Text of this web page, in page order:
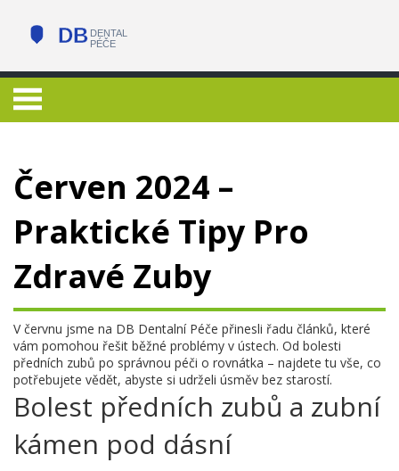
Červen 2024 –
Praktické Tipy Pro
Zdravé Zuby
V červnu jsme na DB Dentalní Péče přinesli řadu článků, které
vám pomohou řešit běžné problémy v ústech. Od bolesti
předních zubů po správnou péči o rovnátka – najdete tu vše, co
potřebujete vědět, abyste si udrželi úsměv bez starostí.
Bolest předních zubů a zubní
kámen pod dásní